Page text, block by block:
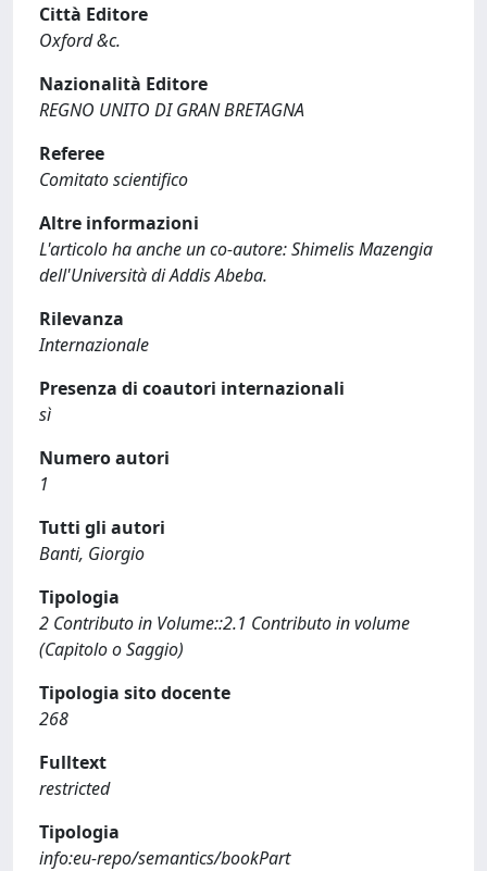
Città Editore
Oxford &c.
Nazionalità Editore
REGNO UNITO DI GRAN BRETAGNA
Referee
Comitato scientifico
Altre informazioni
L'articolo ha anche un co-autore: Shimelis Mazengia
dell'Università di Addis Abeba.
Rilevanza
Internazionale
Presenza di coautori internazionali
sì
Numero autori
1
Tutti gli autori
Banti, Giorgio
Tipologia
2 Contributo in Volume::2.1 Contributo in volume
(Capitolo o Saggio)
Tipologia sito docente
268
Fulltext
restricted
Tipologia
info:eu-repo/semantics/bookPart